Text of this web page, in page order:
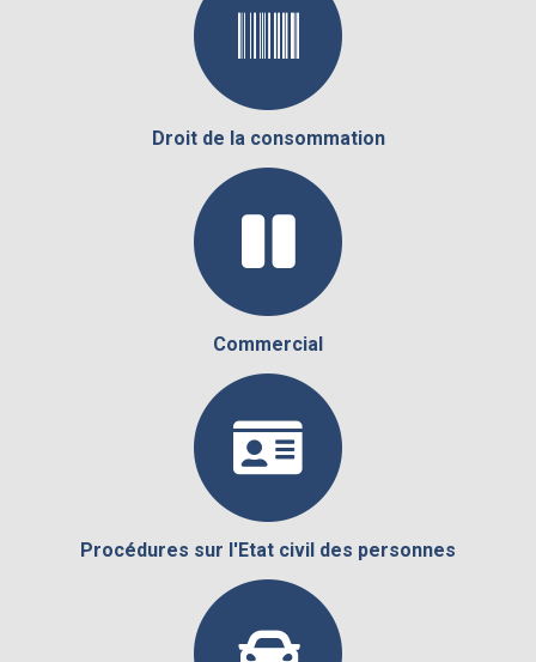
Droit de la consommation
Commercial
Procédures sur l'Etat civil des personnes